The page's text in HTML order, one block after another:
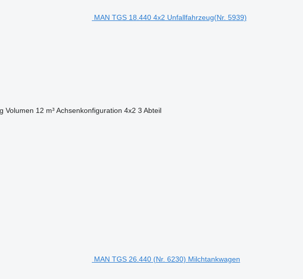
MAN TGS 18.440 4x2 Unfallfahrzeug(Nr. 5939)
Volumen 12 m³ Achsenkonfiguration 4x2 3 Abteil
MAN TGS 26.440 (Nr. 6230) Milchtankwagen